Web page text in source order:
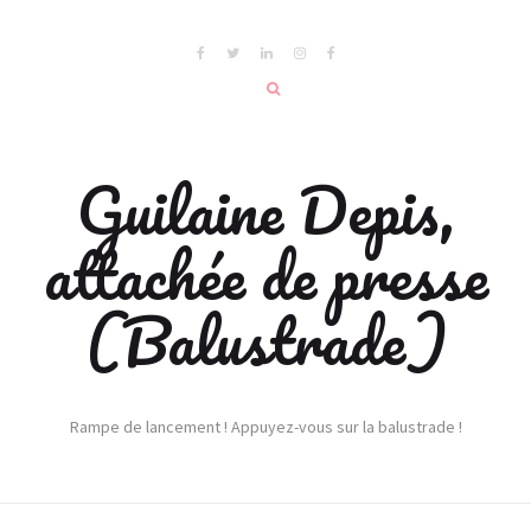
Guilaine Depis,
attachée de presse
(Balustrade)
Rampe de lancement ! Appuyez-vous sur la balustrade !